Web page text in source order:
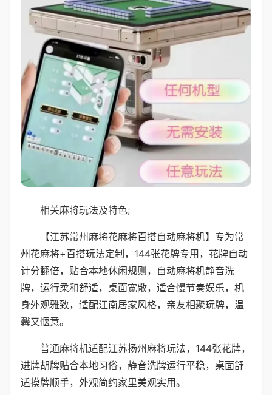
相关麻将玩法及特色;
【江苏常州麻将花麻将百搭自动麻将机】专为常
州花麻将+百搭玩法定制，144张花牌专用，花牌自动
计分翻倍，贴合本地休闲规则，自动麻将机静音洗
牌，运行柔和舒适，桌面宽敞，适合慢节奏娱乐，机
身外观雅致，适配江南居家风格，亲友相聚玩牌，温
馨又惬意。
普通麻将机适配江苏扬州麻将玩法，144张花牌，
进牌胡牌贴合本地习俗，静音洗牌运行平稳，桌面舒
适摸牌顺手，外观简约家里美观实用。